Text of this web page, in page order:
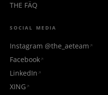
THE FÄQ
SOCIAL MEDIA
Instagram @the_aeteam
Facebook
LinkedIn
XING